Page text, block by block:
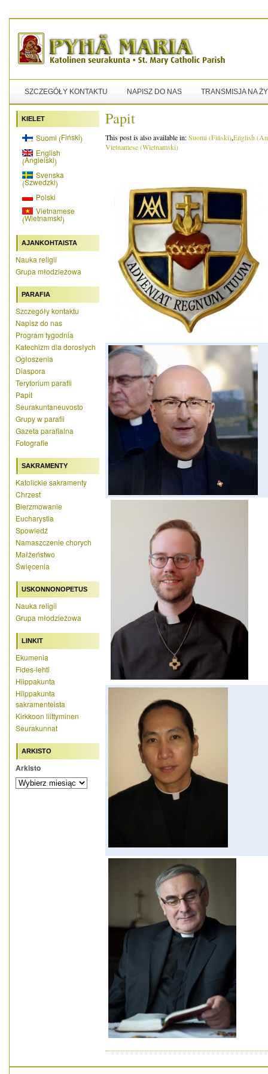
SZCZEGÓŁY KONTAKTU NAPISZ DO NAS TRANSMISJA NA
KIELET
Suomi (Fiński)
English
(Angielski)
Svenska
(Szwedzki)
Polski
Vietnamese
(Wietnamski)
AJANKOHTAISTA
Nauka religii
Grupa młodzieżowa
PARAFIA
Szczegóły kontaktu
Napisz do nas
Program tygodnia
Katechizm dla dorosłych
Ogłoszenia
Diaspora
Terytorium parafii
Papit
Seurakuntaneuvosto
Grupy w parafii
Gazeta parafialna
Fotografie
SAKRAMENTY
Katolickie sakramenty
Chrzest
Bierzmowanie
Eucharystia
Spowiedź
Namaszczenie chorych
Małżeństwo
Święcenia
USKONNONOPETUS
Nauka religii
Grupa młodzieżowa
LINKIT
Ekumenia
Fides-lehti
Hiippakunta
Hiippakunta
sakramenteista
Kirkkoon liittyminen
Seurakunnat
ARKISTO
Arkisto
Papit
This post is also available in:Suomi(Fiński)English (
Vietnamese(Wietnamski)